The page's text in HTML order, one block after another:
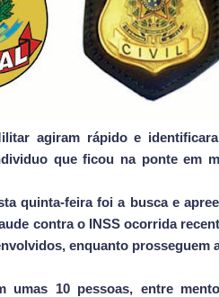
agiram rápido e
que ficou na ponte em
quinta-feira foi a busca e
contra o INSS ocorrida
enquanto prosseguem
umas 10 pessoas, entre